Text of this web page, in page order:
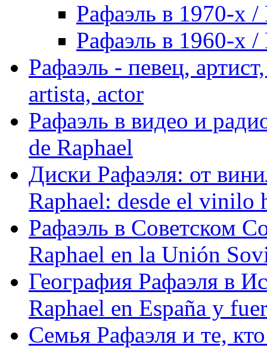
Рафаэль в 1970-х /
Рафаэль в 1960-х /
Рафаэль - певец,
artista, actor
Рафаэль в видео и
de Raphael
Диски Рафаэля: от
Raphael: desde el vinilo
Рафаэль в Советском
Raphael en la Unión
География Рафаэля в
Raphael en España y
Семья Рафаэля и те,